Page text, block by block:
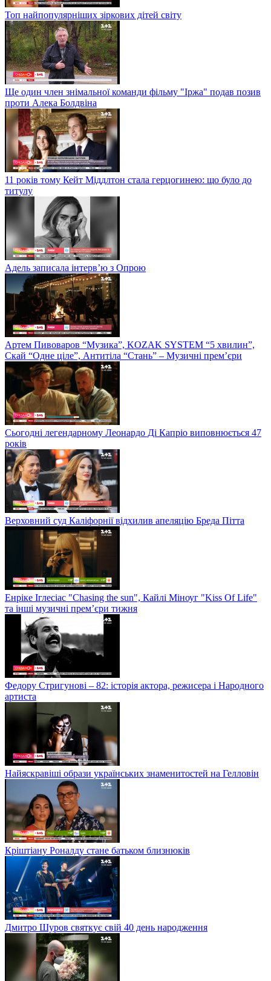
Топ найпопулярніших зіркових дітей світу
Ще один член знімальної команди фільму "Іржа" подав позив
проти Алека Болдвіна
11 років тому Кейт Міддлтон стала герцогинею: що було до
титулу
Адель записала інтерв’ю з Опрою
Артем Пивоваров “Музика”, KOZAK SYSTEM “5 хвилин”,
Скай “Одне ціле”, Антитіла “Стань” – Музичні прем’єри
Сьогодні легендарному Леонардо Ді Капріо виповнюється 47
років
Верховний суд Каліфорнії відхилив апеляцію Бреда Пітта
Енріке Іглесіас "Chasing the sun", Кайлі Міноуг "Kiss Of Life"
та інші музичні прем’єри тижня
Федору Стригунові – 82: історія актора, режисера і Народного
артиста
Найяскравіші образи українських знаменитостей на Гелловін
Кріштіану Роналду стане батьком близнюків
Дмитро Шуров святкує свій 40 день народження